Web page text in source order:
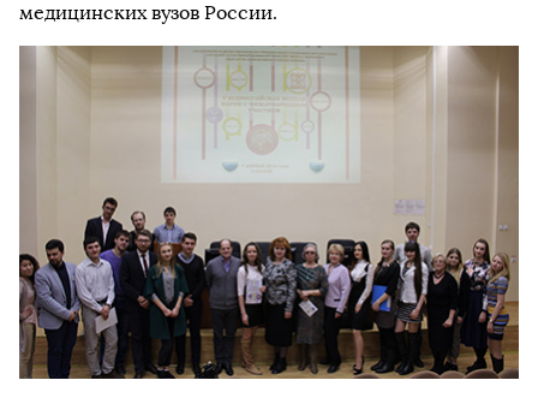
медицинских вузов России.